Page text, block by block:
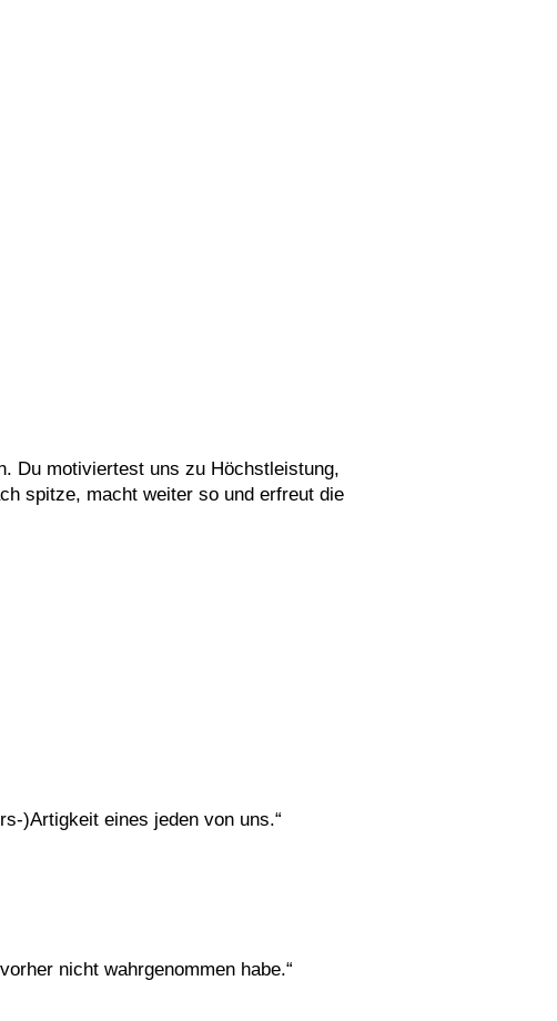
Du motiviertest uns zu Höchstleistung,
spitze, macht weiter so und erfreut die
)Artigkeit eines jeden von uns.“
nicht wahrgenommen habe.“